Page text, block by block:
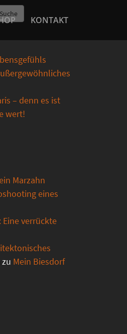
KONTAKT
Suche
– denn es ist
wert!
Marzahn
eines
Eine verrückte
zu Mein Biesdorf